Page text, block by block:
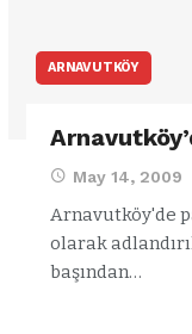
ARNAVUTKÖY
May 14, 2009
Arnavutköy'de
olarak
başından…